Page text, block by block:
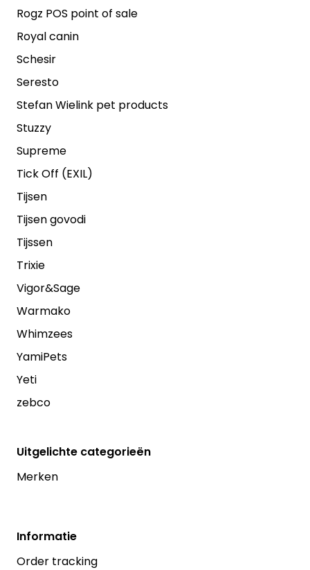
Rogz POS point of sale
Royal canin
Schesir
Seresto
Stefan Wielink pet products
Stuzzy
Supreme
Tick Off (EXIL)
Tijsen
Tijsen govodi
Tijssen
Trixie
Vigor&Sage
Warmako
Whimzees
YamiPets
Yeti
zebco
Uitgelichte categorieën
Merken
Informatie
Order tracking